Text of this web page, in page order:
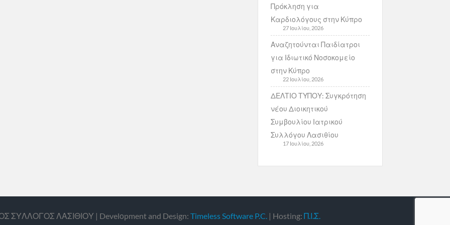
Πρόκληση για
Καρδιολόγους στην Κύπρο
27 Ιουλίου, 2026
Αναζητούνται Παιδίατροι
για Ιδιωτικό Νοσοκομείο
στην Κύπρο
22 Ιουλίου, 2026
ΔΕΛΤΙΟ ΤΥΠΟΥ: Συγκρότηση
νέου Διοικητικού
Συμβουλίου Ιατρικού
Συλλόγου Λασιθίου
17 Ιουλίου, 2026
ΣΥΛΛΟΓΟΣ ΛΑΣΙΘΙΟΥ | Develοpment and Design: Timeless Software P.C. | Hosting: Π.Ι.Σ.